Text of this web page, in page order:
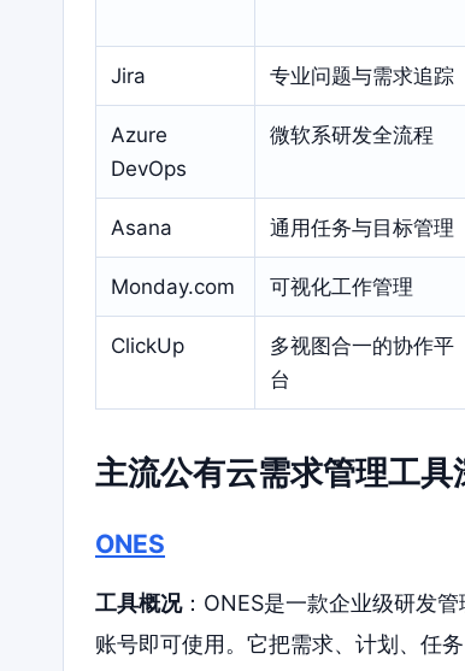
Jira 专业问题与需求追踪
Azure
DevOps
微软系研发全流程
Asana 通用任务与目标管理
Monday.com 可视化工作管理
ClickUp
多视图合一的协作平
台
主流公有云需求管理工
ONES
工具概况：ONES是一款企业级研发
账号即可使用。它把需求、计划、任